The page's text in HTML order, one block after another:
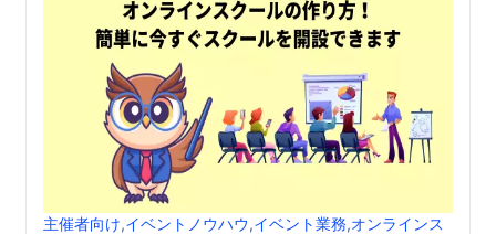
主催者向け,イベントノウハウ,イベント業務,オンラインス